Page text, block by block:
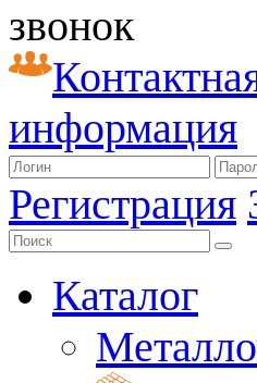
звонок
информация
Регистрация
Каталог